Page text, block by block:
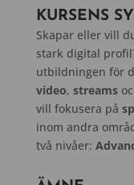
KURSENS
Skapar eller vill
stark digital
utbildningen för
video, streams
vill fokusera på
inom andra
två nivåer: